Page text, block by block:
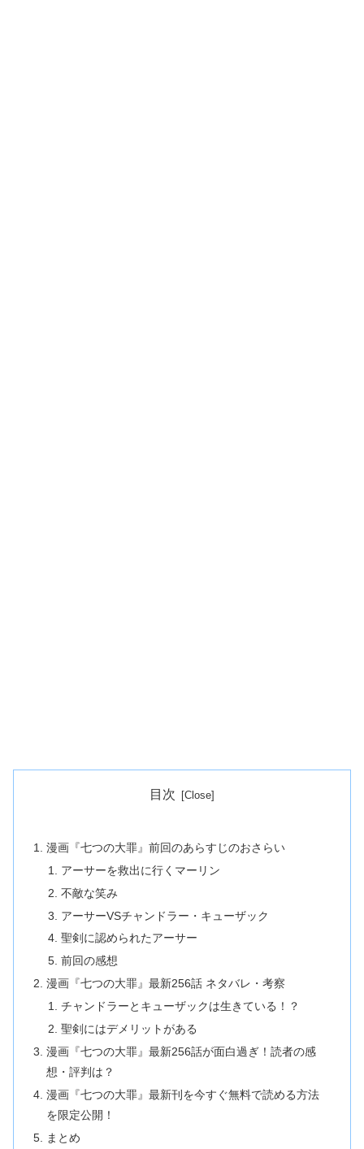
目次
漫画『七つの大罪』前回のあらすじのおさらい
アーサーを救出に行くマーリン
不敵な笑み
アーサーVSチャンドラー・キューザック
聖剣に認められたアーサー
前回の感想
漫画『七つの大罪』最新256話 ネタバレ・考察
チャンドラーとキューザックは生きている！？
聖剣にはデメリットがある
漫画『七つの大罪』最新256話が面白過ぎ！読者の感
想・評判は？
漫画『七つの大罪』最新刊を今すぐ無料で読める方法
を限定公開！
まとめ